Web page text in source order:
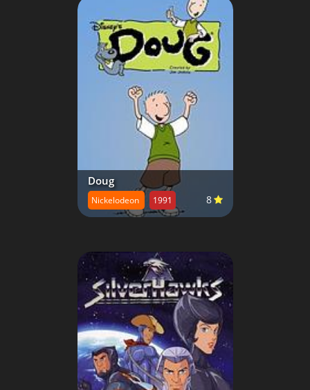
Doug
Nickelodeon 1991 8